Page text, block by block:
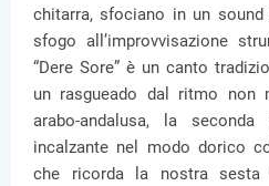
chitarra, sfociano in un
sfogo all’improvvisazione
“Dere Sore” è un canto
un rasgueado dal ritmo non
arabo-andalusa, la
incalzante nel modo dorico
che ricorda la nostra sesta